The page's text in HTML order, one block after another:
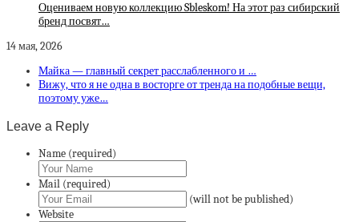
Оцениваем новую коллекцию Sbleskom! На этот раз сибирский
бренд посвят…
14 мая, 2026
Майка — главный секрет расслабленного и …
Вижу, что я не одна в восторге от тренда на подобные вещи,
поэтому уже…
Leave a Reply
Name (required)
Mail (required)
(will not be published)
Website